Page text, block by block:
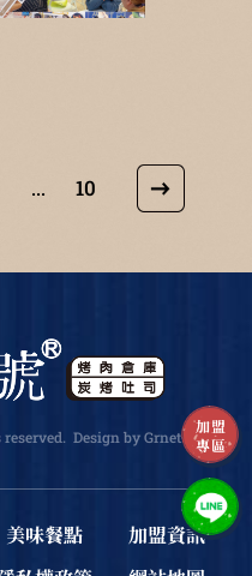
... 10
加盟
專區
Design by Grnet.
美味餐點
加盟資訊